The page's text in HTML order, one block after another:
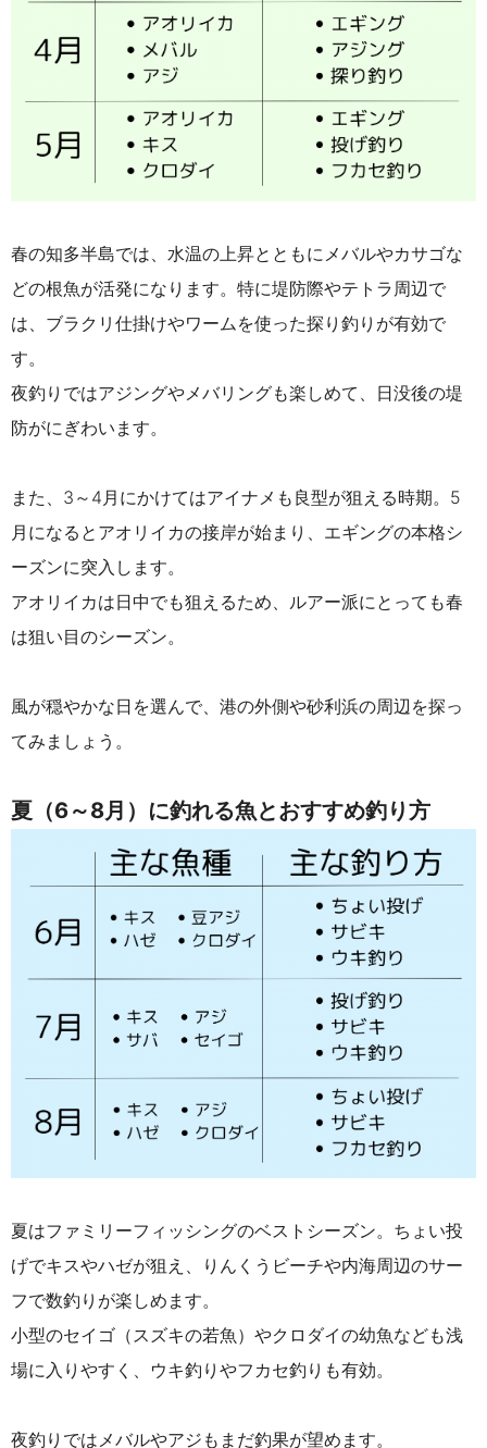
春の知多半島では、水温の上昇とともにメバルやカサゴな
どの根魚が活発になります。特に堤防際やテトラ周辺で
は、ブラクリ仕掛けやワームを使った探り釣りが有効で
す。
夜釣りではアジングやメバリングも楽しめて、日没後の堤
防がにぎわいます。
また、3～4月にかけてはアイナメも良型が狙える時期。5
月になるとアオリイカの接岸が始まり、エギングの本格シ
ーズンに突入します。
アオリイカは日中でも狙えるため、ルアー派にとっても春
は狙い目のシーズン。
風が穏やかな日を選んで、港の外側や砂利浜の周辺を探っ
てみましょう。
夏（6～8月）に釣れる魚とおすすめ釣り方
夏はファミリーフィッシングのベストシーズン。ちょい投
げでキスやハゼが狙え、りんくうビーチや内海周辺のサー
フで数釣りが楽しめます。
小型のセイゴ（スズキの若魚）やクロダイの幼魚なども浅
場に入りやすく、ウキ釣りやフカセ釣りも有効。
夜釣りではメバルやアジもまだ釣果が望めます。